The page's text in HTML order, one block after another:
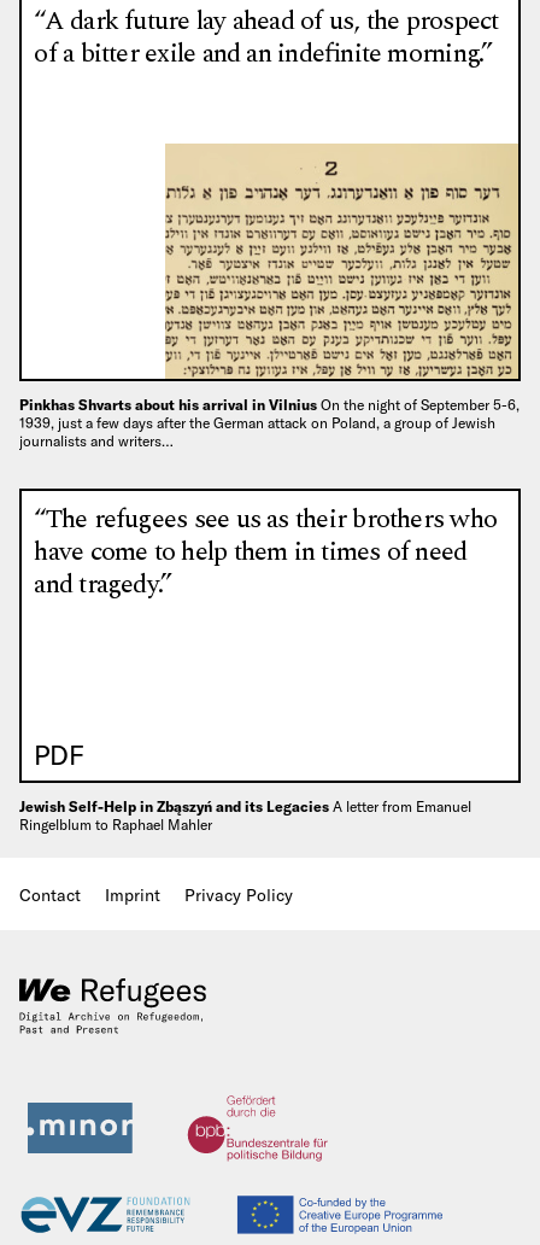
“A dark future lay ahead of us, the prospect
of a bitter exile and an indefinite morning.”
Pinkhas Shvarts about his arrival in Vilnius On the night of September 5-6,
1939, just a few days after the German attack on Poland, a group of Jewish
journalists and writers…
“The refugees see us as their brothers who
have come to help them in times of need
and tragedy.”
PDF
Jewish Self-Help in Zbąszyń and its Legacies A letter from Emanuel
Ringelblum to Raphael Mahler
Contact Imprint Privacy Policy